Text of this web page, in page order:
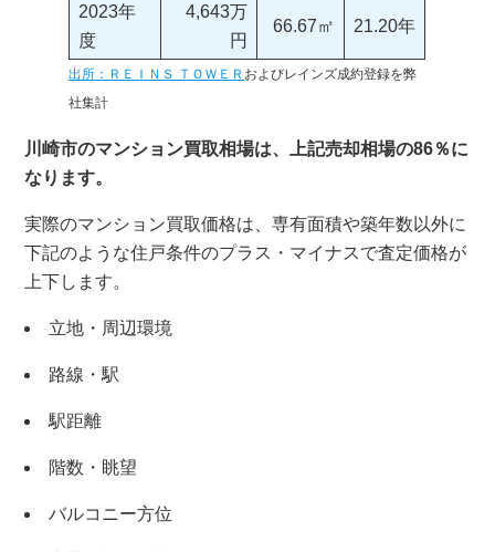
2023年
度
4,643万
円
66.67㎡ 21.20年
出所：ＲＥＩＮＳ ＴＯＷＥＲ およびレインズ成約登録を弊
社集計
川崎市のマンション買取相場は、上記売却相場の86％に
なります。
実際のマンション買取価格は、専有面積や築年数以外に
下記のような住戸条件のプラス・マイナスで査定価格が
上下します。
立地・周辺環境
路線・駅
駅距離
階数・眺望
バルコニー方位